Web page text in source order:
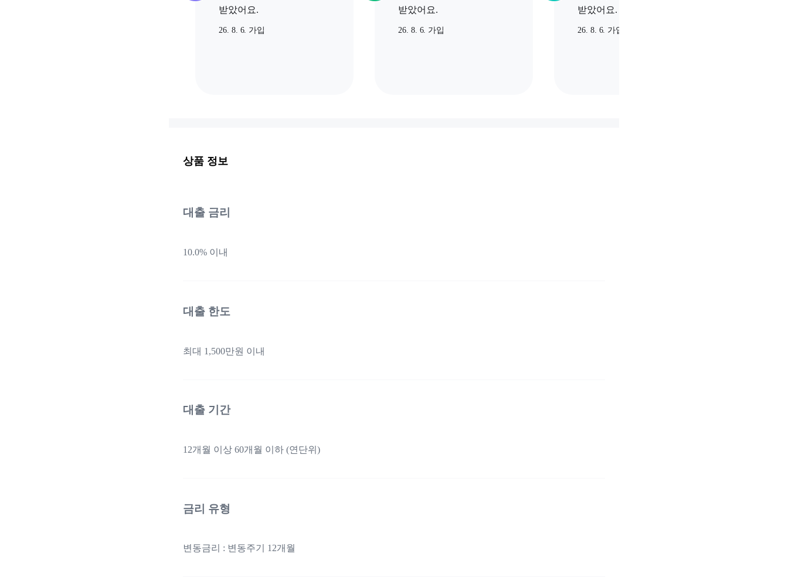
받았어요.
26. 8. 6. 가입
받았어요.
26. 8. 6. 가입
받았어요.
26. 8. 6. 가입
상품 정보
대출 금리
10.0% 이내
대출 한도
최대 1,500만원 이내
대출 기간
12개월 이상 60개월 이하 (연단위)
금리 유형
변동금리 : 변동주기 12개월